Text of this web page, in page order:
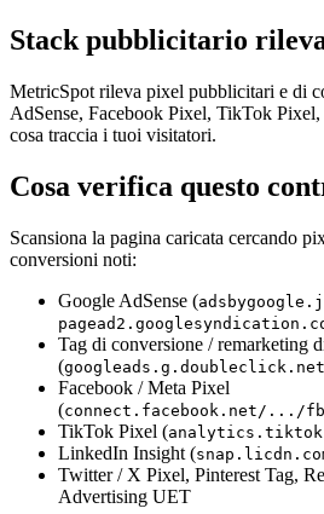
Stack pubblicitario
MetricSpot rileva pixel pubblicitari e di
AdSense, Facebook Pixel, TikTok
cosa traccia i tuoi visitatori.
Cosa verifica questo
Scansiona la pagina caricata cercando
conversioni noti:
Google AdSense (
Tag di conversione / remarketing
(googleads.g.doubleclick.net
Facebook / Meta Pixel
(connect.facebook.net/.../
TikTok Pixel (
LinkedIn Insight (
Twitter / X Pixel, Pinterest Tag,
Advertising UET